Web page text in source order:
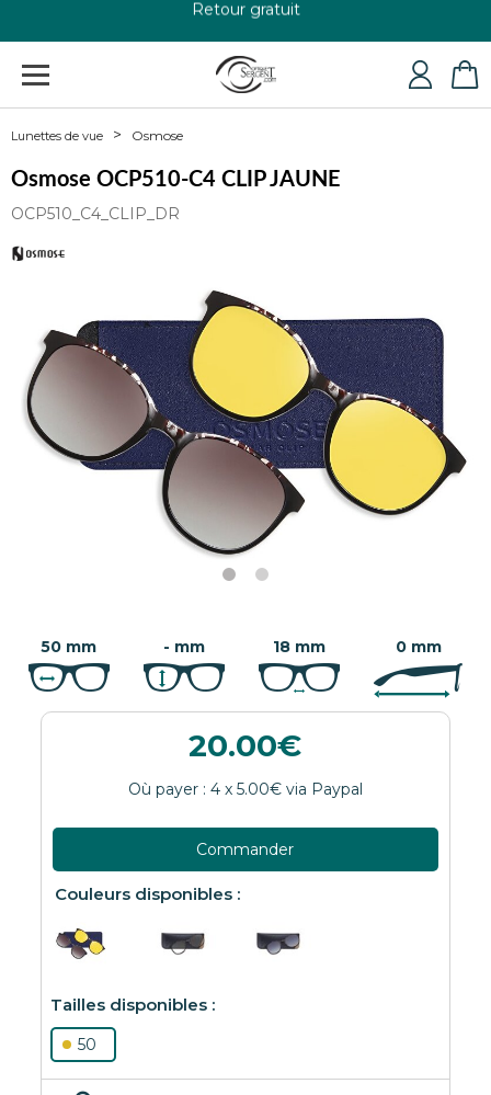
Lunettes de vue Osmose
Osmose OCP510-C4 CLIP JAUNE
OCP510_C4_CLIP_DR
50 mm - mm 18 mm 0 mm
20.00
Commander
50